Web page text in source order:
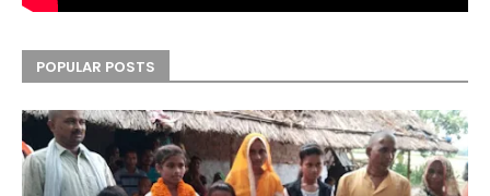
POPULAR POSTS